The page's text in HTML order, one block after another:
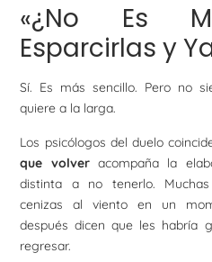
«¿No Es
Esparcirlas y
Sí. Es más sencillo. Pero no
quiere a la larga.
Los psicólogos del duelo
que volveracompaña la
distinta a no tenerlo.
cenizas al viento en un
después dicen que les habría
regresar.